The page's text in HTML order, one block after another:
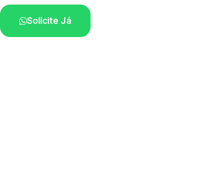
Solicite Já